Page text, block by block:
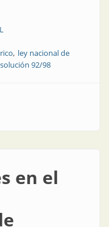
ley nacional de
92/98
a favor de la seguridad
en el